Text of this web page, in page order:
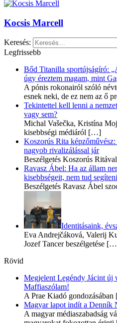
Kocsis Marcell
Keresés:
Legfrissebb
Bőd Titanilla sportújságíró:
úgy éreztem magam, mint
A pónis rokonairól szóló
esnek neki, de ez nem az ő
Tekintettel kell lenni a
vagy sem?
Michal Vašečka, Kristína
kisebbségi médiáról […]
Koszorús Rita
nagyob rivalizálással jár
Beszélgetés Koszorús Ritával
Ravasz Ábel: Ha az állam
kisebbségeit, nem tud
Beszélgetés Ravasz Ábel
Identitásaink,
Eva Andrejčáková, Valerij
Jozef Tancer beszélgetése
Rövid
Megjelent Legéndy Jácint új
Maffiaszólam!
A Prae Kiadó gondozásában
Magyar lapot indít a Denník
A magyar médiaszabadság